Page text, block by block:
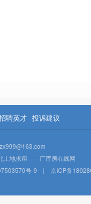
聘英才 投诉建议
土地求租——厂库房在线网
号-9 | 京ICP备